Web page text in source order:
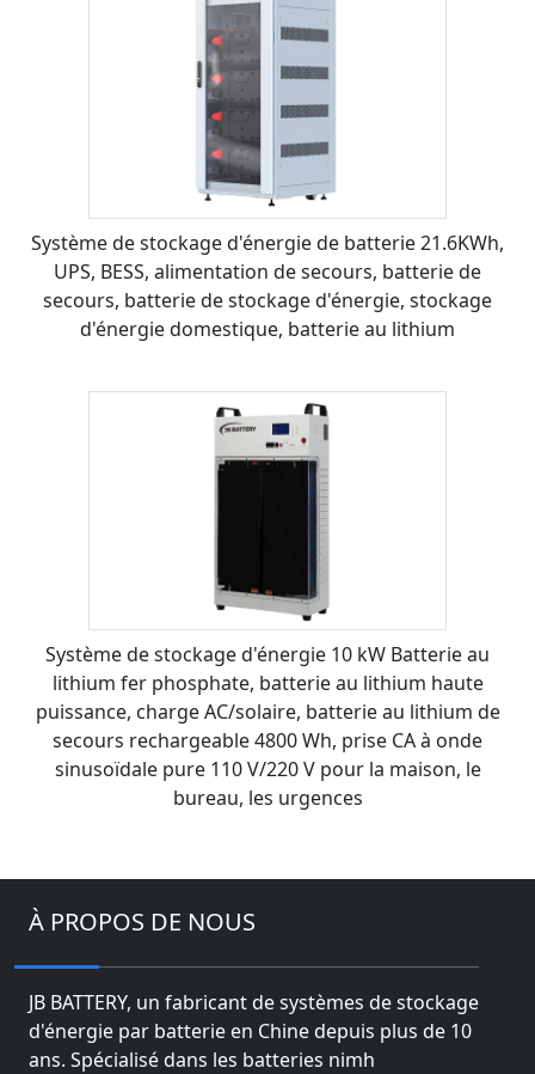
Système de stockage d'énergie de batterie 21.6KWh,
UPS, BESS, alimentation de secours, batterie de
secours, batterie de stockage d'énergie, stockage
d'énergie domestique, batterie au lithium
Système de stockage d'énergie 10 kW Batterie au
lithium fer phosphate, batterie au lithium haute
puissance, charge AC/solaire, batterie au lithium de
secours rechargeable 4800 Wh, prise CA à onde
sinusoïdale pure 110 V/220 V pour la maison, le
bureau, les urgences
À PROPOS DE NOUS
JB BATTERY, un fabricant de systèmes de stockage
d'énergie par batterie en Chine depuis plus de 10
ans. Spécialisé dans les batteries nimh